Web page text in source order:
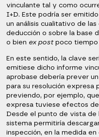
vinculante tal y como
I+D. Este podría ser emitido
un análisis cualitativo de
deducción o sobre la base
o bien ex postpoco tiempo
En este sentido, la clave
emitiese dicho informe
aprobase debería prever
para su resolución expresa
previendo, por ejemplo,
expresa tuviese efectos
Desde el punto de vista de
sistema permitiría
inspección, en la medida